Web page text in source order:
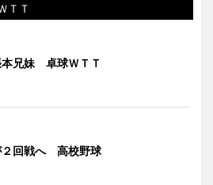
ＴＴ
本兄妹 卓球ＷＴＴ
２回戦へ 高校野球